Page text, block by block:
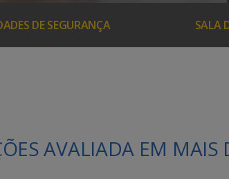
DE SEGURANÇA SALA
AVALIADA EM MAIS